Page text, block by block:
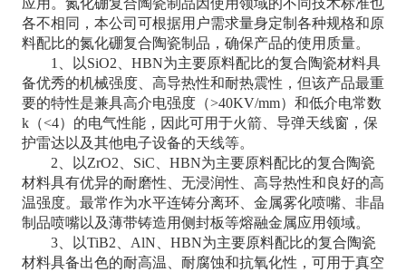
应用。氮化硼复合陶瓷制品因使用领域的不同技术标准也
各不相同，本公司可根据用户需求量身定制各种规格和原
料配比的氮化硼复合陶瓷制品，确保产品的使用质量。
1、以SiO2、HBN为主要原料配比的复合陶瓷材料具
备优秀的机械强度、高导热性和耐热震性，但该产品最重
要的特性是兼具高介电强度（>40KV/mm）和低介电常数
k（<4）的电气性能，因此可用于火箭、导弹天线窗，保
护雷达以及其他电子设备的天线等。
2、以ZrO2、SiC、HBN为主要原料配比的复合陶瓷
材料具有优异的耐磨性、无浸润性、高导热性和良好的高
温强度。最常作为水平连铸分离环、金属雾化喷嘴、非晶
制品喷嘴以及薄带铸造用侧封板等熔融金属应用领域。
3、以TiB2、AlN、HBN为主要原料配比的复合陶瓷
材料具备出色的耐高温、耐腐蚀和抗氧化性，可用于真空